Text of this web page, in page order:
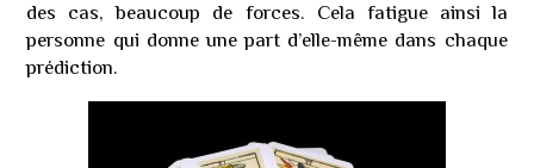
des cas, beaucoup de forces. Cela fatigue ainsi la
personne qui donne une part d’elle-même dans chaque
prédiction.